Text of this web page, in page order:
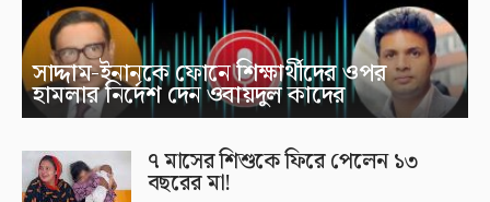
সাদ্দাম-ইনানকে ফোনে শিক্ষার্থীদের ওপর
হামলার নির্দেশ দেন ওবায়দুল কাদের
৭ মাসের শিশুকে ফিরে পেলেন ১৩
বছরের মা!